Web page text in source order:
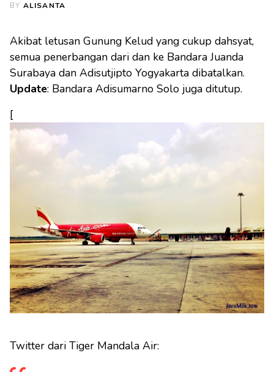
BY ALISANTA
Akibat letusan Gunung Kelud yang cukup dahsyat,
semua penerbangan dari dan ke Bandara Juanda
Surabaya dan Adisutjipto Yogyakarta dibatalkan.
Update: Bandara Adisumarno Solo juga ditutup.
[
Twitter dari Tiger Mandala Air: